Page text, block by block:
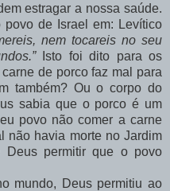
estragar a nossa saúde.
de Israel em: Levítico
nem tocareis no seu
Isto foi dito para os
de porco faz mal para
também? Ou o corpo do
sabia que o porco é um
povo não comer a carne
não havia morte no Jardim
permitir que o povo
mundo, Deus permitiu ao